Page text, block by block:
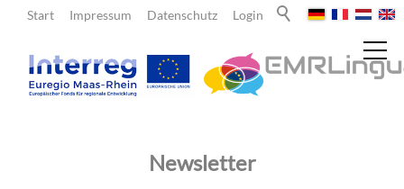
Login
Datenschutz
Impressum
Start
Newsletter